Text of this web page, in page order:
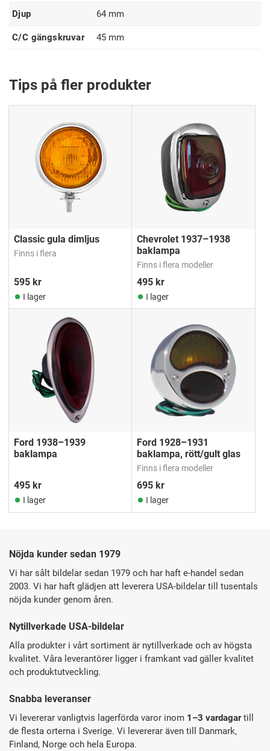
Djup 64 mm
C/C gängskruvar 45 mm
Tips på fler produkter
Classic gula dimljus
Finns i flera
595 kr
I lager
Chevrolet 1937–1938
baklampa
Finns i flera modeller
495 kr
I lager
Ford 1938–1939
baklampa
495 kr
I lager
Ford 1928–1931
baklampa, rött/gult glas
Finns i flera modeller
695 kr
I lager
Nöjda kunder sedan 1979
Vi har sålt bildelar sedan 1979 och har haft e-handel sedan
2003. Vi har haft glädjen att leverera USA-bildelar till tusentals
nöjda kunder genom åren.
Nytillverkade USA-bildelar
Alla produkter i vårt sortiment är nytillverkade och av högsta
kvalitet. Våra leverantörer ligger i framkant vad gäller kvalitet
och produktutveckling.
Snabba leveranser
Vi levererar vanligtvis lagerförda varor inom 1–3 vardagartill
de flesta orterna i Sverige. Vi levererar även till Danmark,
Finland, Norge och hela Europa.